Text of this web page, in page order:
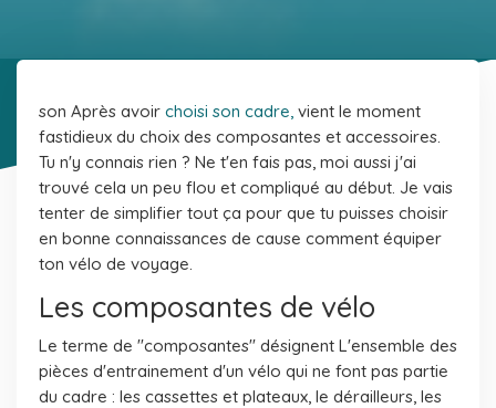
son Après avoir choisi son cadre, vient le moment
fastidieux du choix des composantes et accessoires.
Tu n'y connais rien ? Ne t'en fais pas, moi aussi j'ai
trouvé cela un peu flou et compliqué au début. Je vais
tenter de simplifier tout ça pour que tu puisses choisir
en bonne connaissances de cause comment équiper
ton vélo de voyage.
Les composantes de vélo
Le terme de "composantes" désignent L'ensemble des
pièces d'entrainement d'un vélo qui ne font pas partie
du cadre : les cassettes et plateaux, le dérailleurs, les